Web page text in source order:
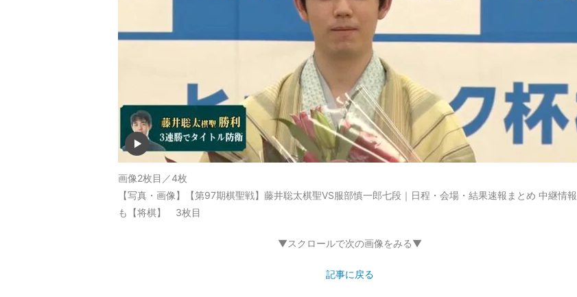
画像2枚目／4枚
【写真・画像】【第97期棋聖戦】藤井聡太棋聖VS服部慎一郎七段｜日程・会場・結果速報まとめ 中継情報
も【将棋】 3枚目
▼スクロールで次の画像をみる▼
記事に戻る